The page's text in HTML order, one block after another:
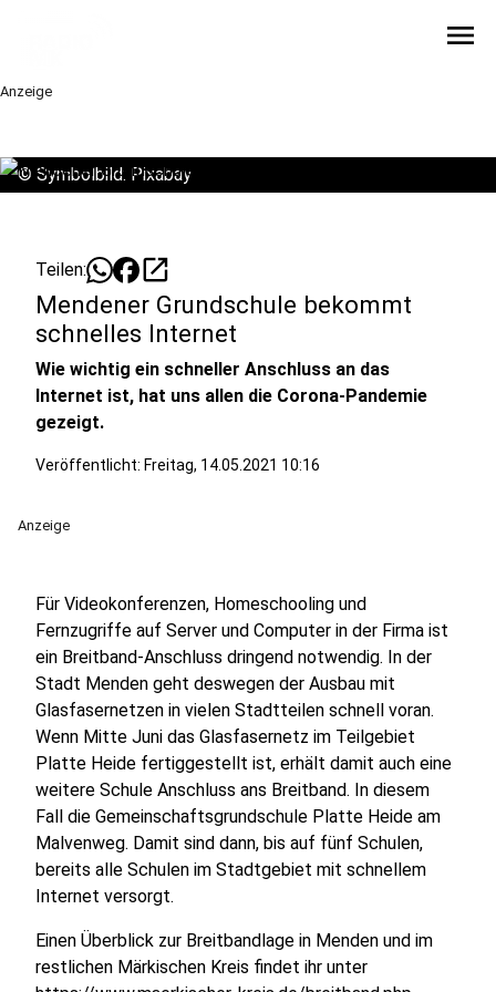
menu
Anzeige
© Symbolbild: Pixabay
Teilen: open_in_new
Mendener Grundschule bekommt
schnelles Internet
Wie wichtig ein schneller Anschluss an das
Internet ist, hat uns allen die Corona-Pandemie
gezeigt.
Veröffentlicht: Freitag, 14.05.2021 10:16
Anzeige
Für Videokonferenzen, Homeschooling und
Fernzugriffe auf Server und Computer in der Firma ist
ein Breitband-Anschluss dringend notwendig. In der
Stadt Menden geht deswegen der Ausbau mit
Glasfasernetzen in vielen Stadtteilen schnell voran.
Wenn Mitte Juni das Glasfasernetz im Teilgebiet
Platte Heide fertiggestellt ist, erhält damit auch eine
weitere Schule Anschluss ans Breitband. In diesem
Fall die Gemeinschaftsgrundschule Platte Heide am
Malvenweg. Damit sind dann, bis auf fünf Schulen,
bereits alle Schulen im Stadtgebiet mit schnellem
Internet versorgt.
Einen Überblick zur Breitbandlage in Menden und im
restlichen Märkischen Kreis findet ihr unter